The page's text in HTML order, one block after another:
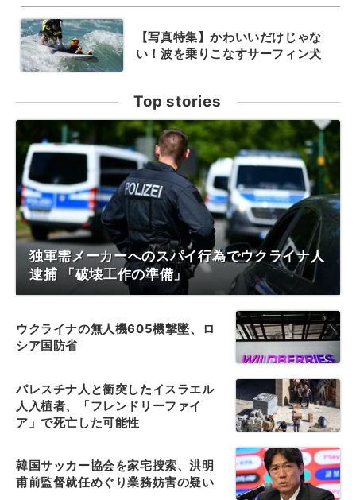
【写真特集】かわいいだけじゃな
い！波を乗りこなすサーフィン犬
Top stories
独軍需メーカーへのスパイ行為でウクライナ人
逮捕 「破壊工作の準備」
ウクライナの無人機605機撃墜、ロ
シア国防省
パレスチナ人と衝突したイスラエル
人入植者、「フレンドリーファイ
ア」で死亡した可能性
韓国サッカー協会を家宅捜索、洪明
甫前監督就任めぐり業務妨害の疑い